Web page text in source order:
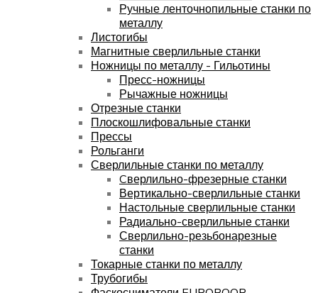
Ручные ленточнопильные станки по
металлу
Листогибы
Магнитные сверлильные станки
Ножницы по металлу - Гильотины
Пресс-ножницы
Рычажные ножницы
Отрезные станки
Плоскошлифовальные станки
Прессы
Рольганги
Сверлильные станки по металлу
Cверлильно-фрезерные станки
Вертикально-сверлильные станки
Настольные сверлильные станки
Радиально-сверлильные станки
Сверлильно-резьбонарезные
станки
Токарные станки по металлу
Трубогибы